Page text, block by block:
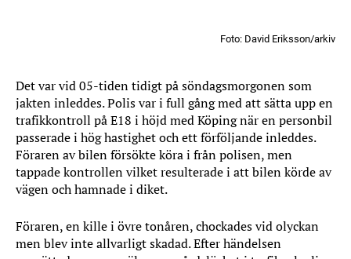
Foto: David Eriksson/arkiv
Det var vid 05-tiden tidigt på söndagsmorgonen som
jakten inleddes. Polis var i full gång med att sätta upp en
trafikkontroll på E18 i höjd med Köping när en personbil
passerade i hög hastighet och ett förföljande inleddes.
Föraren av bilen försökte köra i från polisen, men
tappade kontrollen vilket resulterade i att bilen körde av
vägen och hamnade i diket.
Föraren, en kille i övre tonåren, chockades vid olyckan
men blev inte allvarligt skadad. Efter händelsen